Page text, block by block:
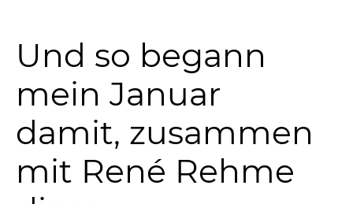
Und so begann
mein Januar
damit, zusammen
mit René Rehme